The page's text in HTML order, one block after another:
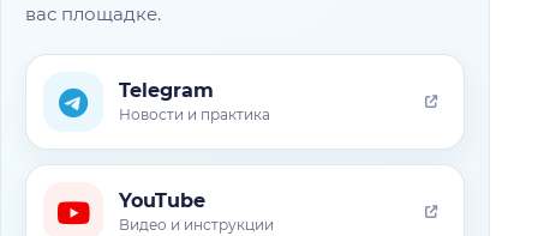
вас площадке.
Telegram
Новости и практика
YouTube
Видео и инструкции